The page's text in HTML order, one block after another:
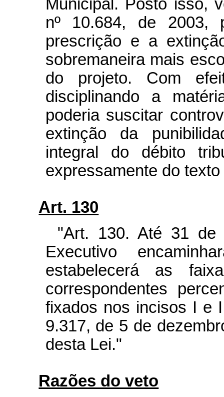
Municipal. Posto isso,
nº 10.684, de 2003,
prescrição e a
sobremaneira mais
do projeto. Com
disciplinando a
poderia suscitar
extinção da
integral do débito
expressamente do
Art. 130
"Art. 130. Até 31 de
Executivo
estabelecerá as
correspondentes
fixados nos incisos I e
9.317, de 5 de
desta Lei."
Razões do veto